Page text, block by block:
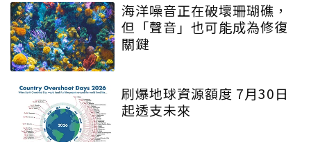
海洋噪音正在破壞珊瑚礁，
但「聲音」也可能成為修復
關鍵
刷爆地球資源額度 7月30日
起透支未來